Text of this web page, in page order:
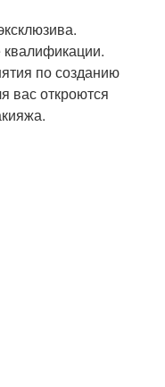
по созданию
вас откроются